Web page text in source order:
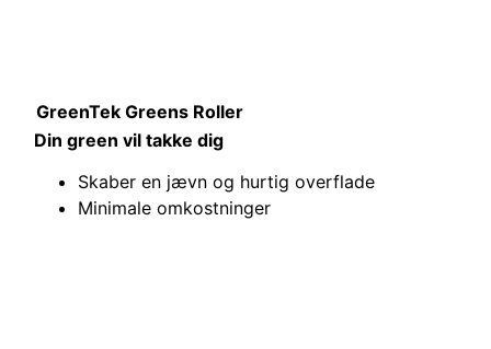
GreenTek Greens Roller
Din green vil takke dig
Skaber en jævn og hurtig overflade
Minimale omkostninger